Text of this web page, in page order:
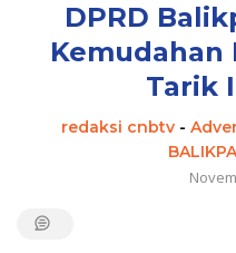
DPRD
Kemudahan
Tarik
redaksi cnbtv -